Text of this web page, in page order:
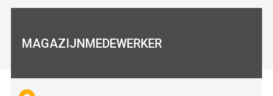
MAGAZIJNMEDEWERKER